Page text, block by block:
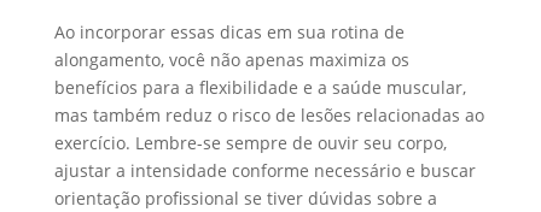
Ao incorporar essas dicas em sua rotina de
alongamento, você não apenas maximiza os
benefícios para a flexibilidade e a saúde muscular,
mas também reduz o risco de lesões relacionadas ao
exercício. Lembre-se sempre de ouvir seu corpo,
ajustar a intensidade conforme necessário e buscar
orientação profissional se tiver dúvidas sobre a